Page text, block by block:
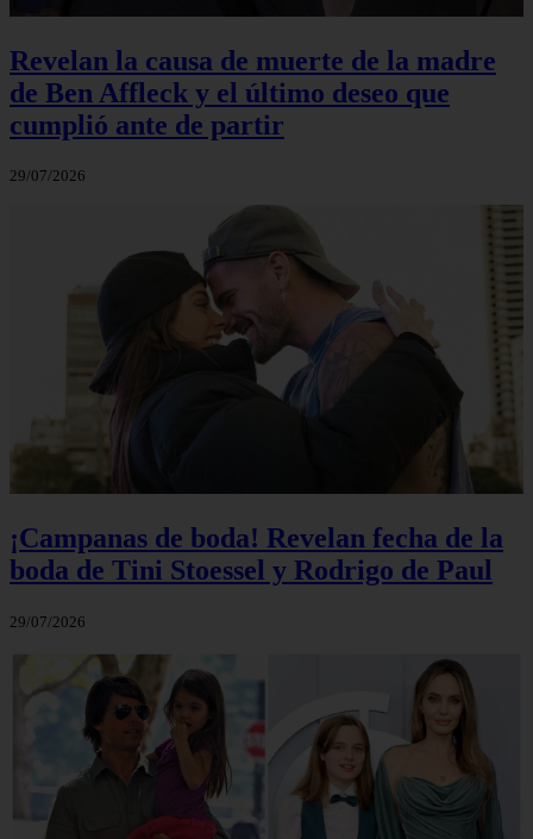
Revelan la causa de muerte de la madre
de Ben Affleck y el último deseo que
cumplió ante de partir
29/07/2026
¡Campanas de boda! Revelan fecha de la
boda de Tini Stoessel y Rodrigo de Paul
29/07/2026